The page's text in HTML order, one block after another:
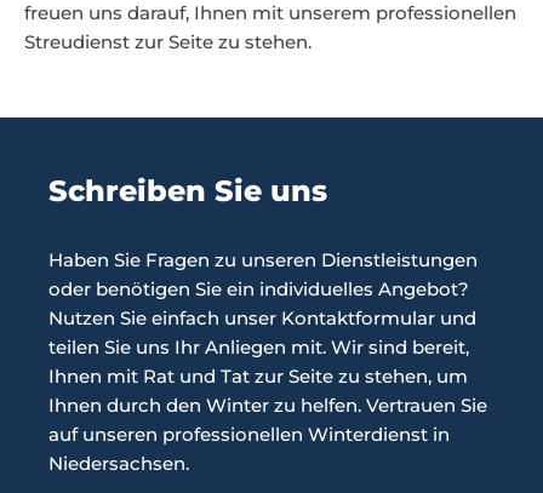
freuen uns darauf, Ihnen mit unserem professionellen
Streudienst zur Seite zu stehen.
Schreiben Sie uns
Haben Sie Fragen zu unseren Dienstleistungen
oder benötigen Sie ein individuelles Angebot?
Nutzen Sie einfach unser Kontaktformular und
teilen Sie uns Ihr Anliegen mit. Wir sind bereit,
Ihnen mit Rat und Tat zur Seite zu stehen, um
Ihnen durch den Winter zu helfen. Vertrauen Sie
auf unseren professionellen Winterdienst in
Niedersachsen.